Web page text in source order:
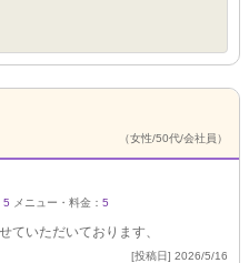
（女性/50代/会社員）
5 メニュー・料金： 5
ていただいております、
[投稿日] 2026/5/16